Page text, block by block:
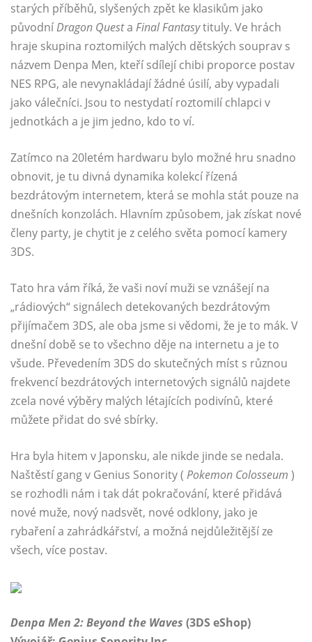
starých příběhů, slyšených zpět ke klasikům jako
původníDragon Questa Final Fantasytituly. Ve hrách
hraje skupina roztomilých malých dětských souprav s
názvem Denpa Men, kteří sdílejí chibi proporce postav
NES RPG, ale nevynakládají žádné úsilí, aby vypadali
jako válečníci. Jsou to nestydatí roztomilí chlapci v
jednotkách a je jim jedno, kdo to ví.
Zatímco na 20letém hardwaru bylo možné hru snadno
obnovit, je tu divná dynamika kolekcí řízená
bezdrátovým internetem, která se mohla stát pouze na
dnešních konzolách. Hlavním způsobem, jak získat nové
členy party, je chytit je z celého světa pomocí kamery
3DS.
Tato hra vám říká, že vaši noví muži se vznášejí na
„rádiových“ signálech detekovaných bezdrátovým
přijímačem 3DS, ale oba jsme si vědomi, že je to mák. V
dnešní době se to všechno děje na internetu a je to
všude. Převedením 3DS do skutečných míst s různou
frekvencí bezdrátových internetových signálů najdete
zcela nové výběry malých létajících podivínů, které
můžete přidat do své sbírky.
Hra byla hitem v Japonsku, ale nikde jinde se nedala.
Naštěstí gang v Genius Sonority ( Pokemon Colosseum )
se rozhodli nám i tak dát pokračování, které přidává
nové muže, nový nadsvět, nové odklony, jako je
rybaření a zahrádkářství, a možná nejdůležitější ze
všech, více postav.
Denpa Men 2: Beyond the Waves (3DS eShop)